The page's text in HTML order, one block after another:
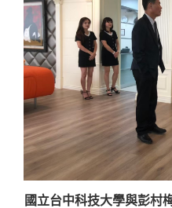
國立台中科技大學與彭村